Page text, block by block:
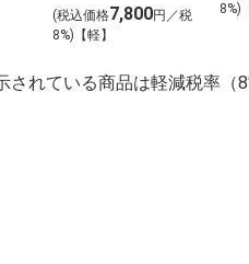
(税込価格7,800円／税
8%)【軽】
8%)
れている商品は軽減税率（